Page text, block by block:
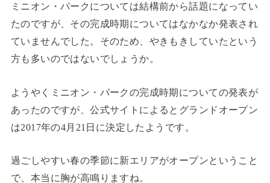
ミニオン・パークについては結構前から話題になってい
たのですが、その完成時期についてはなかなか発表され
ていませんでした。そのため、やきもきしていたという
方も多いのではないでしょうか。
ようやくミニオン・パークの完成時期についての発表が
あったのですが、公式サイトによるとグランドオープン
は2017年の4月21日に決定したようです。
過ごしやすい春の季節に新エリアがオープンということ
で、本当に胸が高鳴りますね。